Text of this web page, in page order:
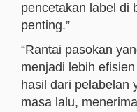
pencetakan label di
penting.”
“Rantai pasokan
menjadi lebih
hasil dari pelabelan
masa lalu,